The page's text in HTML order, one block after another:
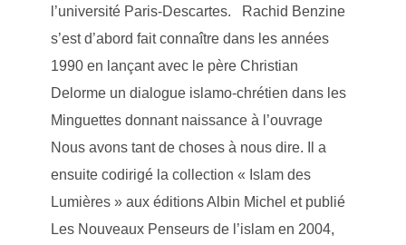
l’université Paris-Descartes. Rachid Benzine
s’est d’abord fait connaître dans les années
1990 en lançant avec le père Christian
Delorme un dialogue islamo-chrétien dans les
Minguettes donnant naissance à l’ouvrage
Nous avons tant de choses à nous dire. Il a
ensuite codirigé la collection « Islam des
Lumières » aux éditions Albin Michel et publié
Les Nouveaux Penseurs de l’islam en 2004,